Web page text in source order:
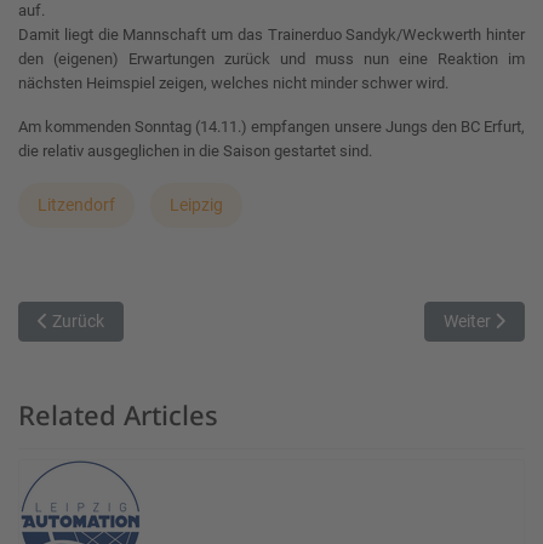
auf.
Damit liegt die Mannschaft um das Trainerduo Sandyk/Weckwerth hinter
den (eigenen) Erwartungen zurück und muss nun eine Reaktion im
nächsten Heimspiel zeigen, welches nicht minder schwer wird.
Am kommenden Sonntag (14.11.) empfangen unsere Jungs den BC Erfurt,
die relativ ausgeglichen in die Saison gestartet sind.
Litzendorf Leipzig
Vorheriger Beitrag: TG itWheels Würzburg empfangen Baunach
Zurück Nächster
Weiter
Related Articles